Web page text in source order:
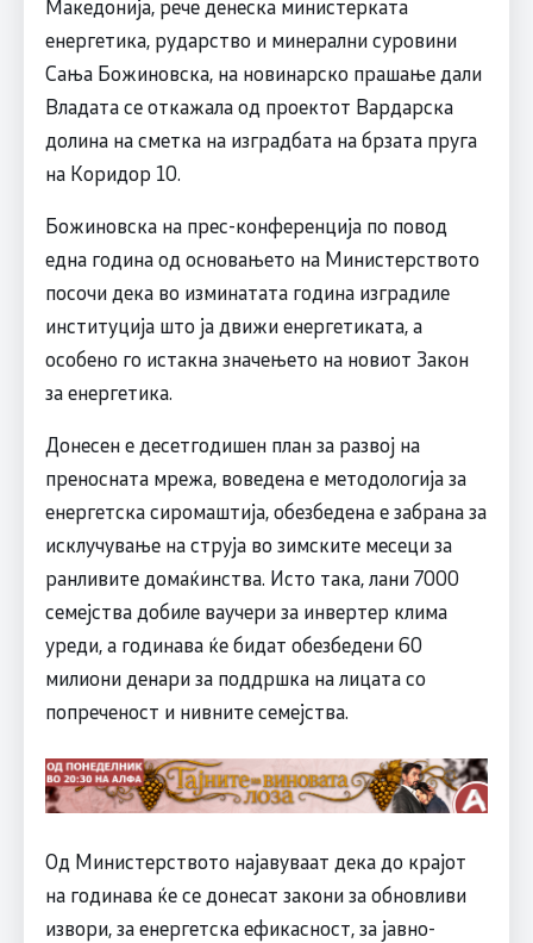
Македонија, рече денеска министерката
енергетика, рударство и минерални суровини
Сања Божиновска, на новинарско прашање дали
Владата се откажала од проектот Вардарска
долина на сметка на изградбата на брзата пруга
на Коридор 10.
Божиновска на прес-конференција по повод
една година од основањето на Министерството
посочи дека во изминатата година изградиле
институција што ја движи енергетиката, а
особено го истакна значењето на новиот Закон
за енергетика.
Донесен е десетгодишен план за развој на
преносната мрежа, воведена е методологија за
енергетска сиромаштија, обезбедена е забрана за
исклучување на струја во зимските месеци за
ранливите домаќинства. Исто така, лани 7000
семејства добиле ваучери за инвертер клима
уреди, а годинава ќе бидат обезбедени 60
милиони денари за поддршка на лицата со
попреченост и нивните семејства.
Од Министерството најавуваат дека до крајот
на годинава ќе се донесат закони за обновливи
извори, за енергетска ефикасност, за јавно-